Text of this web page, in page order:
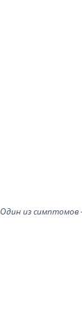
Один из симптомов